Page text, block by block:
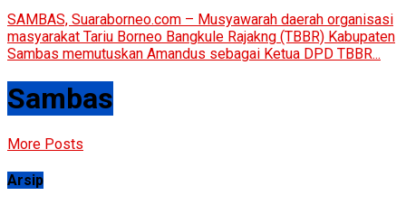
SAMBAS, Suaraborneo.com – Musyawarah daerah organisasi
masyarakat Tariu Borneo Bangkule Rajakng (TBBR) Kabupaten
Sambas memutuskan Amandus sebagai Ketua DPD TBBR...
Sambas
More Posts
Arsip